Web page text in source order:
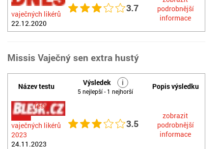
vaječných likérů
22.12.2020
3.7
podrobnější
informace
Missis Vaječný sen extra hustý
Název testu Výsledek i
5 nejlepší - 1 nejhorší
Popis výsledku
Test
vaječných likérů
2023
24.11.2023
3.5
zobrazit
podrobnější
informace